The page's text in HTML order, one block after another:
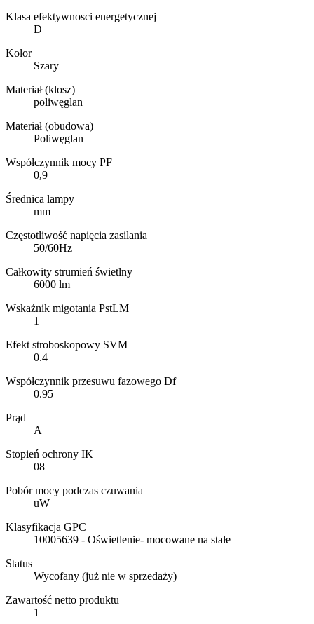
Klasa efektywnosci energetycznej
D
Kolor
Szary
Materiał (klosz)
poliwęglan
Materiał (obudowa)
Poliwęglan
Współczynnik mocy PF
0,9
Średnica lampy
mm
Częstotliwość napięcia zasilania
50/60Hz
Całkowity strumień świetlny
6000 lm
Wskaźnik migotania PstLM
1
Efekt stroboskopowy SVM
0.4
Współczynnik przesuwu fazowego Df
0.95
Prąd
A
Stopień ochrony IK
08
Pobór mocy podczas czuwania
uW
Klasyfikacja GPC
10005639 - Oświetlenie- mocowane na stałe
Status
Wycofany (już nie w sprzedaży)
Zawartość netto produktu
1